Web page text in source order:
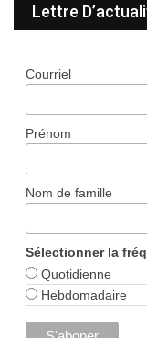
Lettre
Courriel
Prénom
Nom de famille
Sélectionner la
Quotidienne
Hebdomadaire